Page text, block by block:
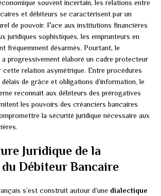
souvent incertain, les relations entre
et débiteurs se caractérisent par un
de pouvoir. Face aux institutions financières
juridiques sophistiqués, les emprunteurs en
fréquemment désarmés. Pourtant, le
progressivement élaboré un cadre protecteur
cette relation asymétrique. Entre procédures
de grâce et obligations d’information, le
reconnaît aux débiteurs des prérogatives
les pouvoirs des créanciers bancaires
la sécurité juridique nécessaire aux
Juridique de la
Débiteur Bancaire
s’est construit autour d’une dialectique